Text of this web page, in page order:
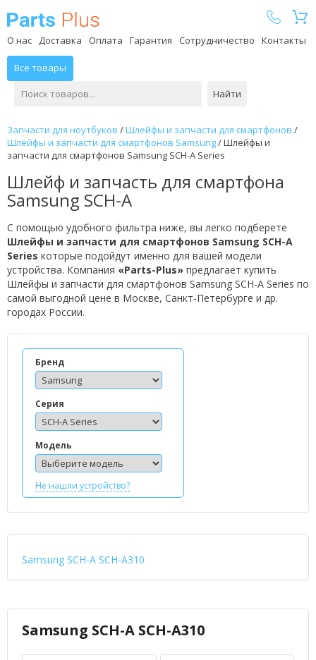
О нас Доставка Оплата Гарантия Сотрудничество Контакты
Все товары
Найти
Запчасти для ноутбуков /Шлейфы и запчасти для смартфонов /
Шлейфы и запчасти для смартфонов Samsung/Шлейфы и
запчасти для смартфонов Samsung SCH-A Series
Шлейф и запчасть для смартфона
Samsung SCH-A
С помощью удобного фильтра ниже, вы легко подберете
Шлейфы и запчасти для смартфонов Samsung SCH-A
Series которые подойдут именно для вашей модели
устройства. Компания «Parts-Plus» предлагает купить
Шлейфы и запчасти для смартфонов Samsung SCH-A Series по
самой выгодной цене в Москве, Санкт-Петербурге и др.
городах России.
Бренд
Серия
Модель
Не нашли устройство?
Samsung SCH-A SCH-A310
Samsung SCH-A SCH-A310